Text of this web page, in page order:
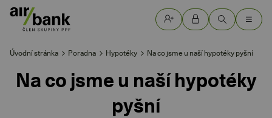
Na co jsme u naší hypotéky
pyšní
Na co jsme u naší hypotéky pyšní
Hypotéky
Poradna
Úvodní stránka